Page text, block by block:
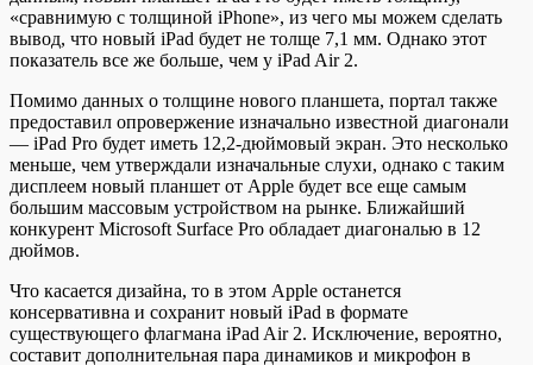
«сравнимую с толщиной iPhone», из чего мы можем сделать
вывод, что новый iPad будет не толще 7,1 мм. Однако этот
показатель все же больше, чем у iPad Air 2.
Помимо данных о толщине нового планшета, портал также
предоставил опровержение изначально известной диагонали
— iPad Pro будет иметь 12,2-дюймовый экран. Это несколько
меньше, чем утверждали изначальные слухи, однако с таким
дисплеем новый планшет от Apple будет все еще самым
большим массовым устройством на рынке. Ближайший
конкурент Microsoft Surface Pro обладает диагональю в 12
дюймов.
Что касается дизайна, то в этом Apple останется
консервативна и сохранит новый iPad в формате
существующего флагмана iPad Air 2. Исключение, вероятно,
составит дополнительная пара динамиков и микрофон в